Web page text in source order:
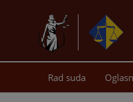
Rad suda